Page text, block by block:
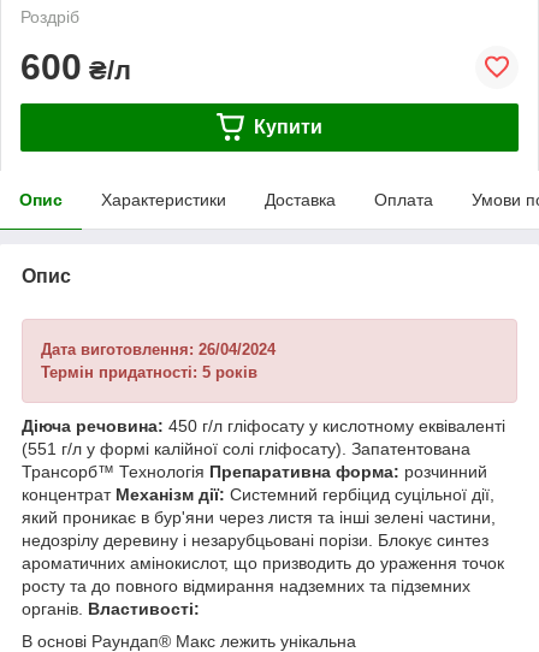
Роздріб
600 ₴/л
Купити
Опис Характеристики Доставка Оплата Умови
Опис
Дата виготовлення: 26/04/2024
Термін придатності: 5 років
Діюча речовина: 450 г/л гліфосату у кислотному еквіваленті
(551 г/л у формі калійної солі гліфосату). Запатентована
Трансорб™ Технологія Препаративна форма: розчинний
концентрат Механізм дії: Системний гербіцид суцільної дії,
який проникає в бур'яни через листя та інші зелені частини,
недозрілу деревину і незарубцьовані порізи. Блокує синтез
ароматичних амінокислот, що призводить до ураження точок
росту та до повного відмирання надземних та підземних
органів. Властивості:
В основі Раундап® Макс лежить унікальна